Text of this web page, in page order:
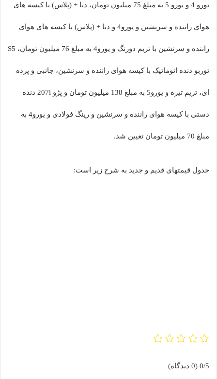
یورو 4 و یورو 5 به مبلغ 75 میلیون تومان، دنا + (پلاس) با کیسه های
هوای راننده و سرنشین و یورو4 و دنا + (پلاس) با کیسه های هوای
راننده و سرنشین با تریم دورنگ و یورو4 به مبلغ 76 میلیون تومان، S5
توربو دنده اتوماتیک با کیسه هوای راننده و سرنشین، جانبی و پرده
ای، تریم تیره و یورو5 به مبلغ 138 میلیون تومان و پژو 207i دنده
دستی با کیسه هوای راننده و سرنشین و رینگ فولادی و یورو4 به
مبلغ 70 میلیون تومان تعیین شد.
جدول قیمتهای قدیم و جدید به شرح زیر است:
0/5 (0 دیدگاه)